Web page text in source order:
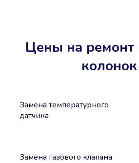
Цены на ремонт
колонок
Замена температурного
датчика
Замена газового клапана